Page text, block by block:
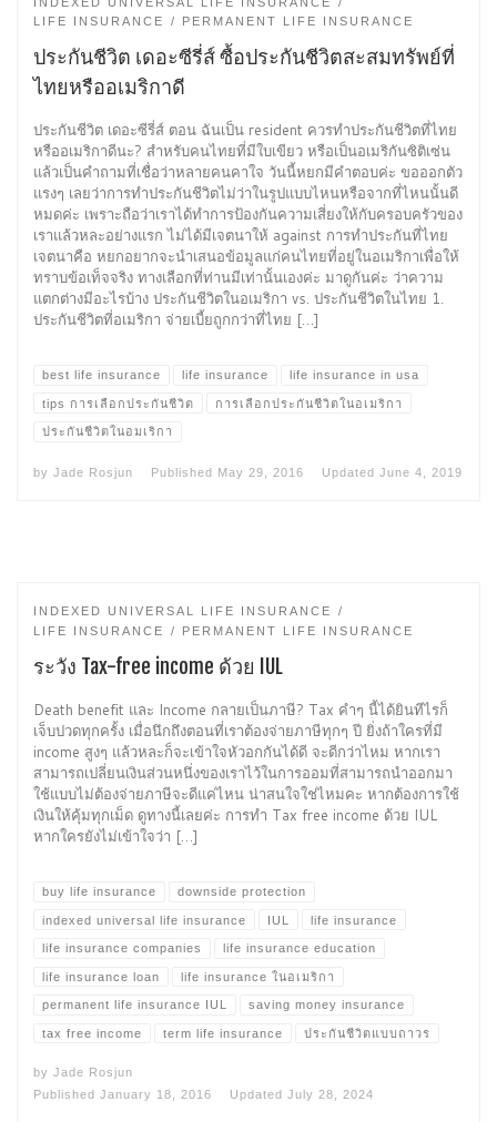
LIFE INSURANCE
PERMANENT LIFE INSURANCE
ประกันชีวิต เดอะซีรี่ส์ ซื้อประกันชีวิตสะสมทรัพย์ที่
ไทยหรืออเมริกาดี
ประกันชีวิต เดอะซีรี่ส์ ตอน ฉันเป็น resident ควรทำประกันชีวิตที่ไทย
หรืออเมริกาดีนะ? สำหรับคนไทยที่มีใบเขียว หรือเป็นอเมริกันซิติเซ่น
แล้วเป็นคำถามที่เชื่อว่าหลายคนคาใจ วันนี้หยกมีคำตอบค่ะ ขอออกตัว
แรงๆ เลยว่าการทำประกันชีวิตไม่ว่าในรูปแบบไหนหรือจากที่ไหนนั้นดี
หมดค่ะ เพราะถือว่าเราได้ทำการป้องกันความเสี่ยงให้กับครอบครัวของ
เราแล้วหละอย่างแรก ไม่ได้มีเจตนาให้ against การทำประกันที่ไทย
เจตนาคือ หยกอยากจะนำเสนอข้อมูลแก่คนไทยที่อยู่ในอเมริกาเพื่อให้
ทราบข้อเท็จจริง ทางเลือกที่ท่านมีเท่านั้นเองค่ะ มาดูกันค่ะ ว่าความ
แตกต่างมีอะไรบ้าง ประกันชีวิตในอเมริกา vs. ประกันชีวิตในไทย 1.
ประกันชีวิตที่อเมริกา จ่ายเบี้ยถูกกว่าที่ไทย […]
best life insurance life insurance life insurance in usa
tips การเลือกประกันชีวิต การเลือกประกันชีวิตในอเมริกา
ประกันชีวิตในอมเริกา
by Jade Rosjun Published May 29, 2016 Updated June 4, 2019
INDEXED UNIVERSAL LIFE INSURANCE
LIFE INSURANCE
PERMANENT LIFE INSURANCE
ระวัง Tax-free income ด้วย IUL
Death benefit และ Income กลายเป็นภาษี? Tax คำๆ นี้ได้ยินทีไรก็
เจ็บปวดทุกครั้ง เมื่อนึกถึงตอนที่เราต้องจ่ายภาษีทุกๆ ปี ยิ่งถ้าใครที่มี
income สูงๆ แล้วหละก็จะเข้าใจหัวอกกันได้ดี จะดีกว่าไหม หากเรา
สามารถเปลี่ยนเงินส่วนหนึ่งของเราไว้ในการออมที่สามารถนำออกมา
ใช้แบบไม่ต้องจ่ายภาษีจะดีแค่ไหน น่าสนใจใช่ไหมคะ หากต้องการใช้
เงินให้คุ้มทุกเม็ด ดูทางนี้เลยค่ะ การทำ Tax free income ด้วย IUL
หากใครยังไม่เข้าใจว่า […]
buy life insurance downside protection
indexed universal life insurance IUL life insurance
life insurance companies life insurance education
life insurance loan life insurance ในอเมริกา
permanent life insurance IUL saving money insurance
tax free income term life insurance ประกันชีวิตแบบถาวร
by Jade Rosjun
Published January 18, 2016 Updated July 28, 2024